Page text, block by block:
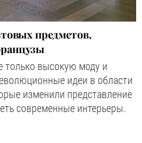
предметов,
только высокую моду и
идеи в области
изменили представление
современные интерьеры.